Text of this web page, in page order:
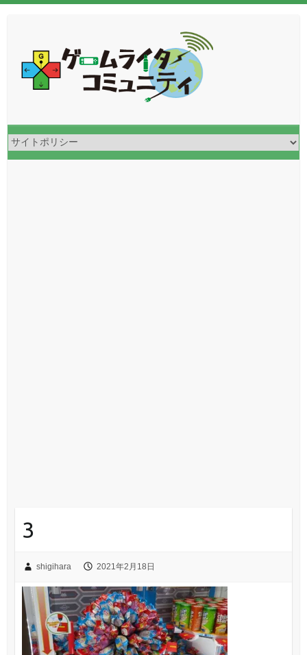
3
shigihara 2021年2月18日